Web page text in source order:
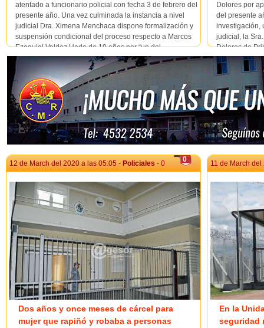
atentado a funcionario policial con fecha 3 de febrero del
presente año. Una vez culminada la instancia a nivel
judicial Dra. Ximena Menchaca dispone formalización y
suspensión condicional del proceso respecto a Marcos
Ezequiel Valdez Hado de 19 años por “un del...
Dolores por
del presente
investigación,
judicial, la
Dolores de
condenó ...
0
12 de March del 2020 a las 05:05 - Policiales - 0
Dos años y once meses de cárcel para
mujer que rapiñó y robaba a personas
11 de March
En la
seguridad